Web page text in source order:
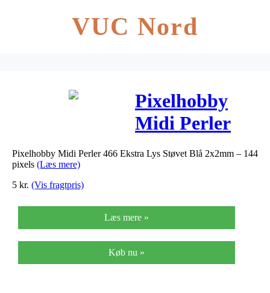
VUC Nord
Pixelhobby
Midi Perler
466 Ekstra Lys
pixels
Pixelhobby Midi Perler 466 Ekstra Lys Støvet Blå 2x2mm – 144
pixels (Læs mere)
5 kr. (Vis fragtpris)
Læs mere »
Køb nu »